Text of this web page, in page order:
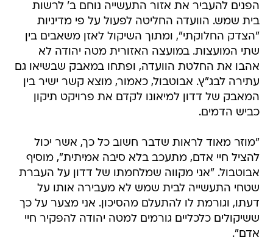
הפנים להעביר את אזור התעשייה נוחם ב' לרשות
בית שמש. הוועדה החליטה לפעול על פי מדיניות
"הצדק החלוקתי", ומתוך השיקול לאזן משאבים בין
שתי המועצות. במועצה האזורית מטה יהודה לא
אהבו את החלטת הוועדה, ופתחו במאבק שבשיאו גם
עתירה לבג"ץ. אבוטבול, כאמור, מוצא קשר ישיר בין
המאבק של דדון למיאונו לקדם את פרויקט תיקון
כביש הדמים.
"מוזר מאוד לראות שדבר חשוב כל כך, אשר יכול
להציל חיי אדם, מתעכב בלא סיבה אמיתית", מוסיף
אבוטבול. "אני מקווה שמלחמתו של דדון על העברת
שטחי התעשייה לבית שמש לא מעבירה אותו על
דעתו, וגורמת לו להתעלם מהסיכון. אני מצער על כך
ששיקולים כלכליים גורמים למטה יהודה להפקיר חיי
אדם".